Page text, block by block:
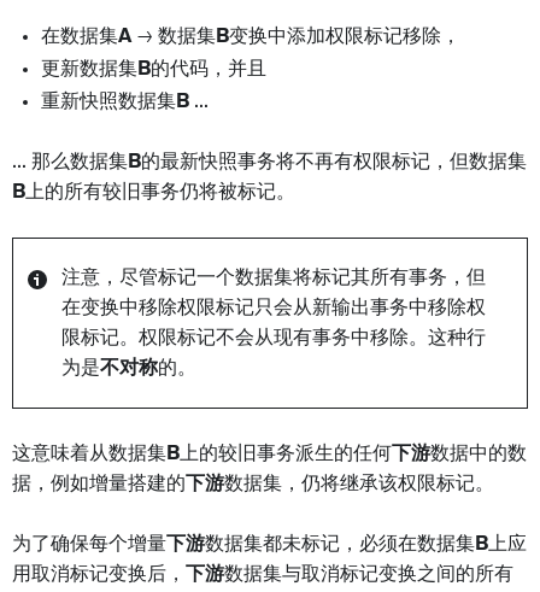
在数据集A→ 数据集B变换中添加权限标记移除，
更新数据集B的代码，并且
重新快照数据集B ...
... 那么数据集B的最新快照事务将不再有权限标记，但数据集
B上的所有较旧事务仍将被标记。
注意，尽管标记一个数据集将标记其所有事务，但
在变换中移除权限标记只会从新输出事务中移除权
限标记。权限标记不会从现有事务中移除。这种行
为是不对称的。
这意味着从数据集B上的较旧事务派生的任何 下游数据中的数
据，例如增量搭建的 下游数据集，仍将继承该权限标记。
为了确保每个增量 下游数据集都未标记，必须在数据集B上应
用取消标记变换后，
下游数据集与取消标记变换之间的所有